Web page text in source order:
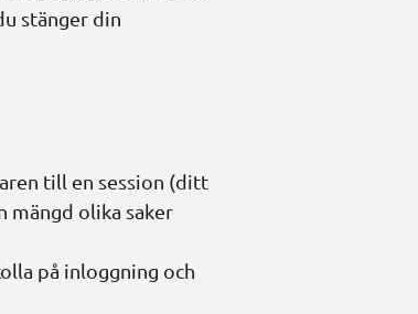
stänger din
till en session (ditt
mängd olika saker
på inloggning och